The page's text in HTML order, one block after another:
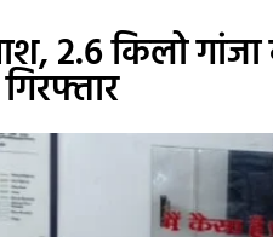
2.6 किलो